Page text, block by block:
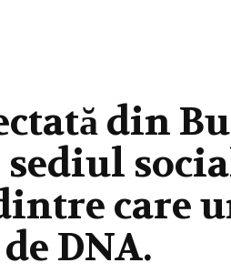
din
sediul
care
DNA.